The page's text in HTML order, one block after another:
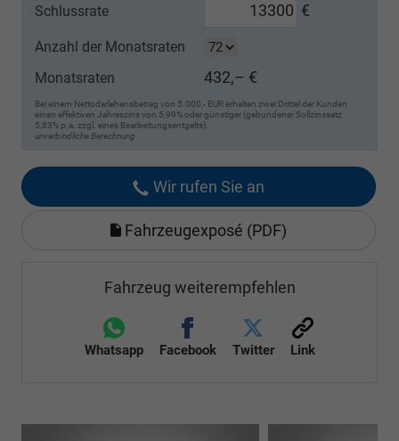
Schlussrate €
Anzahl der Monatsraten
Monatsraten
432,– €
Bei einem Nettodarlehensbetrag von 5.000,- EUR erhalten zwei Drittel der Kunden
einen effektiven Jahreszins von 5,99% oder günstiger (gebundener Sollzinssatz
5,83% p.a. zzgl. eines Bearbeitungsentgelts).
unverbindliche Berechnung
Wir rufen Sie an
Fahrzeugexposé (PDF)
Fahrzeug weiterempfehlen
Whatsapp Facebook Twitter Link